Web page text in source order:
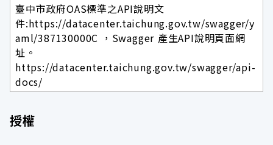
臺中市政府OAS標準之API說明文
件:https://datacenter.taichung.gov.tw/swagger/y
aml/387130000C ，Swagger 產生API說明頁面網
址。
https://datacenter.taichung.gov.tw/swagger/api-
docs/
授權